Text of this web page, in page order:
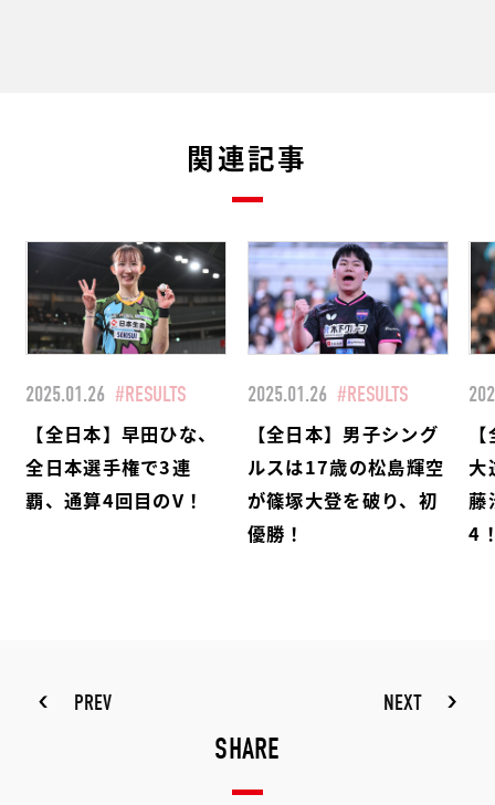
関連記事
2025.01.26 #RESULTS
【全日本】早田ひな、
全日本選手権で3連
覇、通算4回目のV！
2025.01.26 #RESULTS
【全日本】男子シング
ルスは17歳の松島輝空
が篠塚大登を破り、初
優勝！
大
藤
4
PREV NEXT
SHARE